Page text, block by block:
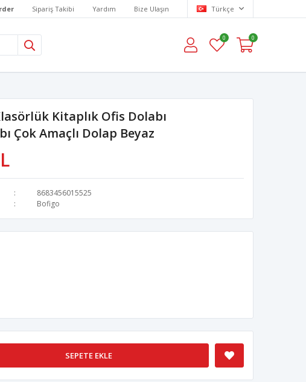
Sipariş Takibi Yardım Bize Ulaşın Türkçe
0 0
Kitaplık Ofis Dolabı
Çok Amaçlı Dolap Beyaz
8683456015525
Bofigo
SEPETE EKLE